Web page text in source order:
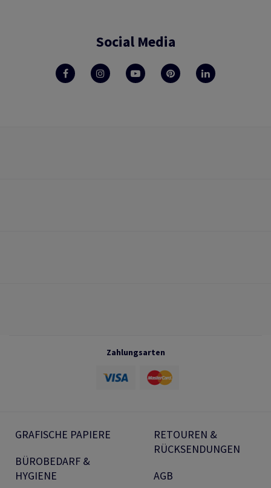
Social Media
Zahlungsarten
GRAFISCHE PAPIERE
BÜROBEDARF &
HYGIENE
RETOUREN &
RÜCKSENDUNGEN
AGB